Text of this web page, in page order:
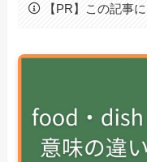
【PR】この記事